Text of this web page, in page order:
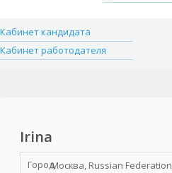
Кабинет кандидата
Кабинет работодателя
Irina
ГородМосква, Russian Federation